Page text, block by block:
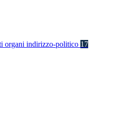
organi indirizzo-politico 17